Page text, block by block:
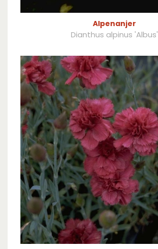
Alpenanjer
Dianthus alpinus 'Albus'